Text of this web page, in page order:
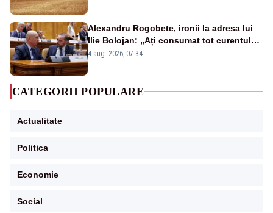
Alexandru Rogobete, ironii la adresa lui
Ilie Bolojan: „Ați consumat tot curentul
urmărind șobolani imaginari”
4 aug. 2026, 07:34
CATEGORII POPULARE
Actualitate
Politica
Economie
Social